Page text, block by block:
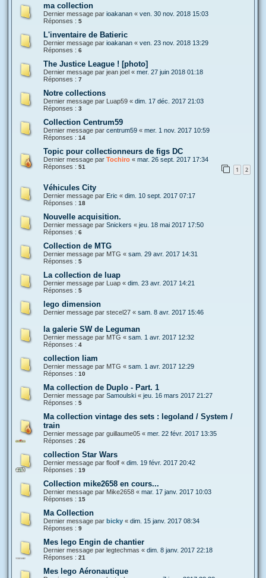
ma collection
Dernier message par ioakanan « ven. 30 nov. 2018 15:03
Réponses : 5
L'inventaire de Batieric
Dernier message par ioakanan « ven. 23 nov. 2018 13:29
Réponses : 6
The Justice League ! [photo]
Dernier message par jean joel « mer. 27 juin 2018 01:18
Réponses : 7
Notre collections
Dernier message par Luap59 « dim. 17 déc. 2017 21:03
Réponses : 3
Collection Centrum59
Dernier message par centrum59 « mer. 1 nov. 2017 10:59
Réponses : 14
Topic pour collectionneurs de figs DC
Dernier message par Tochiro « mar. 26 sept. 2017 17:34
Réponses : 51 1 2
Véhicules City
Dernier message par Eric « dim. 10 sept. 2017 07:17
Réponses : 18
Nouvelle acquisition.
Dernier message par Snickers « jeu. 18 mai 2017 17:50
Réponses : 6
Collection de MTG
Dernier message par MTG « sam. 29 avr. 2017 14:31
Réponses : 5
La collection de luap
Dernier message par Luap « dim. 23 avr. 2017 14:21
Réponses : 5
lego dimension
Dernier message par stecel27 « sam. 8 avr. 2017 15:46
la galerie SW de Leguman
Dernier message par MTG « sam. 1 avr. 2017 12:32
Réponses : 4
collection liam
Dernier message par MTG « sam. 1 avr. 2017 12:29
Réponses : 10
Ma collection de Duplo - Part. 1
Dernier message par Samoulski « jeu. 16 mars 2017 21:27
Réponses : 5
Ma collection vintage des sets : legoland / System /
train
Dernier message par guillaume05 « mer. 22 févr. 2017 13:35
Réponses : 26
collection Star Wars
Dernier message par floolf « dim. 19 févr. 2017 20:42
Réponses : 19
Collection mike2658 en cours...
Dernier message par Mike2658 « mar. 17 janv. 2017 10:03
Réponses : 15
Ma Collection
Dernier message par bicky « dim. 15 janv. 2017 08:34
Réponses : 9
Mes lego Engin de chantier
Dernier message par legtechmas « dim. 8 janv. 2017 22:18
Réponses : 21
Mes lego Aéronautique